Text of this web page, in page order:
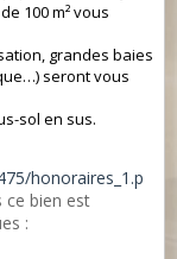
100 m² vous
grandes baies
seront vous
sol en sus.
honoraires_1.p
ce bien est
: